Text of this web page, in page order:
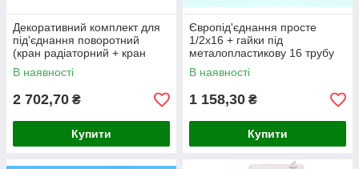
Декоративний комплект для
під'єднання поворотний
(кран радіаторний + кран
відсікальний кутові 1/2")
Pettinaroli
В наявності
2 702,70 ₴
Купити
Європід'єднання просте
1/2х16 + гайки під
металопластикову 16 трубу
Fratelli Pettinaroli Італія
В наявності
1 158,30 ₴
Купити